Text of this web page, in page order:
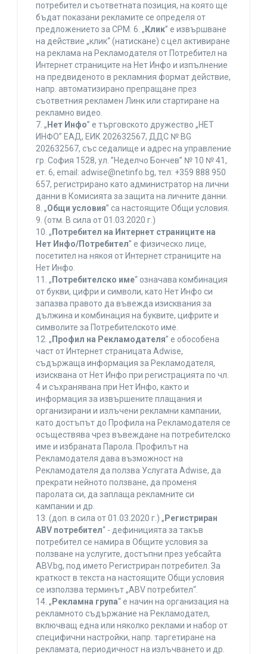
потребител и съответната позиция, на която ще
бъдат показани рекламите се определя от
предложението за CPM. 6. „ Клик” е извършване
на действие „клик“ (натискане) с цел активиране
на реклама на Рекламодателя от Потребител на
Интернет страниците на Нет Инфо и изпълнение
на предвиденото в рекламния формат действие,
напр. автоматизирано препращане през
съответния рекламен Линк или стартиране на
рекламно видео.
7. „ Нет Инфо” е търговското дружество „НЕТ
ИНФО” ЕАД, ЕИК 202632567, ДДС № BG
202632567, със седалище и адрес на управление
гр. София 1528, ул. ”Неделчо Бончев” № 10 № 41,
ет. 6, еmail: adwise@netinfo.bg, тел: +359 888 950
657, регистрирано като администратор на лични
данни в Комисията за защита на личните данни.
8. „Общи условия” са настоящите Общи условия.
9. (отм. В сила от 01.03.2020 г.)
10. „ Потребител на Интернет страниците на
Нет Инфо/Потребител” е физическо лице,
посетител на някоя от Интернет страниците на
Нет Инфо.
11. „ Потребителско име“ означава комбинация
от букви, цифри и символи, като Нет Инфо си
запазва правото да въвежда изисквания за
дължина и комбинация на буквите, цифрите и
символите за Потребителското име.
12. „ Профил на Рекламодателя” е обособена
част от Интернет страницата Adwise,
съдържаща информация за Рекламодателя,
изисквана от Нет Инфо при регистрацията по чл.
4 и съхранявана при Нет Инфо, както и
информация за извършените плащания и
организирани и излъчени рекламни кампании,
като достъпът до Профила на Рекламодателя се
осъществява чрез въвеждане на потребителско
име и избраната Парола. Профилът на
Рекламодателя дава възможност на
Рекламодателя да ползва Услугата Adwise, да
прекрати нейното ползване, да променя
паролата си, да заплаща рекламните си
кампании и др.
13. (доп. в сила от 01.03.2020 г.) „ Регистриран
ABV потребител“ - дефиницията за такъв
потребител се намира в Общите условия за
ползване на услугите, достъпни през уебсайта
ABV.bg, под името Регистриран потребител. За
краткост в текста на настоящите Общи условия
се използва терминът „ABV потребител“.
14. „ Рекламна група“ е начин на организация на
рекламното съдържание на Рекламодател,
включващ една или няколко реклами и набор от
специфични настройки, напр. таргетиране на
рекламата, периодичност на излъчването и др.